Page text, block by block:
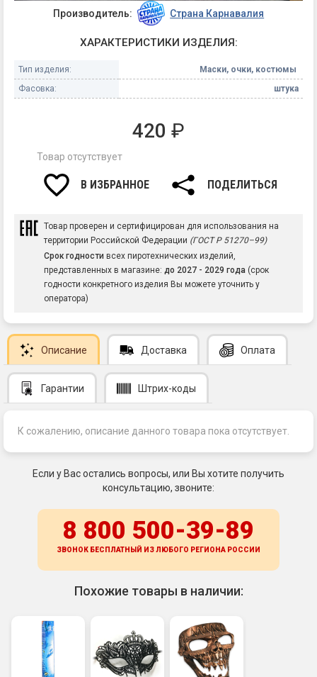
Производитель: Страна Карнавалия
ХАРАКТЕРИСТИКИ ИЗДЕЛИЯ:
Тип изделия:
Маски, очки, костюмы
Фасовка:
штука
420 ₽
Товар отсутствует
В ИЗБРАННОЕ ПОДЕЛИТЬСЯ
Товар проверен и сертифицирован для использования на
территории Российской Федерации (ГОСТ Р 51270–99)
Срок годности всех пиротехнических изделий,
представленных в магазине: до 2027 - 2029 года (срок
годности конкретного изделия Вы можете уточнить у
оператора)
Описание Доставка Оплата
Гарантии Штрих-коды
К сожалению, описание данного товара пока отсутствует.
Если у Вас остались вопросы, или Вы хотите получить
консультацию, звоните:
8 800 500-39-89
ЗВОНОК БЕСПЛАТНЫЙ ИЗ ЛЮБОГО РЕГИОНА РОССИИ
Похожие товары в наличии: